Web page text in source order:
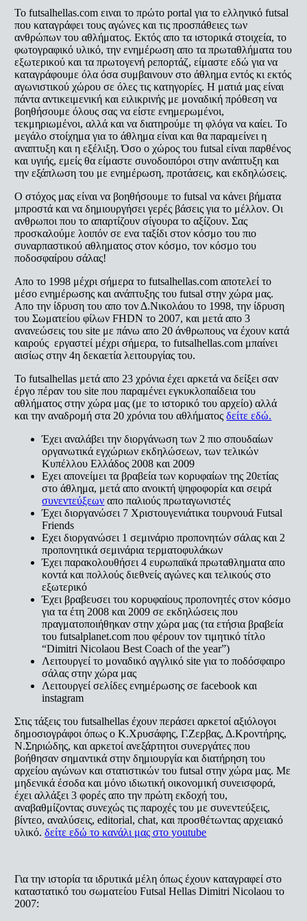
To futsalhellas.com ειναι το πρώτο portal για το ελληνικό futsal
που καταγράφει τους αγώνες και τις προσπάθειες των
ανθρώπων του αθλήματος. Εκτός απο τα ιστορικά στοιχεία, το
φωτογραφικό υλικό, την ενημέρωση απο τα πρωταθλήματα του
εξωτερικού και τα πρωτογενή ρεπορτάζ, είμαστε εδώ για να
καταγράφουμε όλα όσα συμβαινουν στο άθλημα εντός κι εκτός
αγωνιστικού χώρου σε όλες τις κατηγορίες. Η ματιά μας είναι
πάντα αντικειμενική και ειλικρινής με μοναδική πρόθεση να
βοηθήσουμε όλους σας να είστε ενημερωμένοι,
τεκμηριωμένοι, αλλά και να διατηρούμε τη φλόγα να καίει. Το
μεγάλο στοίχημα για το άθλημα είναι και θα παραμείνει η
αναπτυξη και η εξέλιξη. Όσο ο χώρος του futsal είναι παρθένος
και υγιής, εμείς θα είμαστε συνοδοιπόροι στην ανάπτυξη και
την εξάπλωση του με ενημέρωση, προτάσεις, και εκδηλώσεις.
Ο στόχος μας είναι να βοηθήσουμε το futsal να κάνει βήματα
μπροστά και να δημιουργήσει γερές βάσεις για το μέλλον. Οι
ανθρωποι που το απαρτίζουν σίγουρα το αξίζουν. Σας
προσκαλούμε λοιπόν σε ενα ταξίδι στον κόσμο του πιο
συναρπαστικού αθληματος στον κόσμο, τον κόσμο του
ποδοσφαίρου σάλας!
Απο το 1998 μέχρι σήμερα το futsalhellas.com αποτελεί το
μέσο ενημέρωσης και ανάπτυξης του futsal στην χώρα μας.
Απο την ίδρυση του απο τον Δ.Νικολάου το 1998, την ίδρυση
του Σωματείου φίλων FHDN το 2007, και μετά απο 3
ανανεώσεις του site με πάνω απο 20 άνθρωπους να έχουν κατά
καιρούς εργαστεί μέχρι σήμερα, το futsalhellas.com μπαίνει
αισίως στην 4η δεκαετία λειτουργίας του.
Το futsalhellas μετά απο 23 χρόνια έχει αρκετά να δείξει σαν
έργο πέραν του site που παραμένει εγκυκλοπαίδεια του
αθλήματος στην χώρα μας (με το ιστορικό του αρχείο) αλλά
και την αναδρομή στα 20 χρόνια του αθλήματοςδείτε εδώ.
Έχει αναλάβει την διοργάνωση των 2 πιο σπουδαίων
οργανωτικά εγχώριων εκδηλώσεων, των τελικών
Κυπέλλου Ελλάδος 2008 και 2009
Εχει απονείμει τα βραβεία των κορυφαίων της 20ετίας
στο άθλημα, μετά απο ανοικτή ψηφοφορία και σειρά
συνεντεύξεων απο παλιούς πρωταγωνιστές
Έχει διοργανώσει 7 Xριστουγενιάτικα τουρνουά Futsal
Friends
Εχει διοργανώσει 1 σεμινάριο προπονητών σάλας και 2
προπονητικά σεμινάρια τερματοφυλάκων
Έχει παρακολουθήσει 4 ευρωπαϊκά πρωταθληματα απο
κοντά και πολλούς διεθνείς αγώνες και τελικούς στο
εξωτερικό
Έχει βραβευσει του κορυφαίους προπονητές στον κόσμο
για τα έτη 2008 και 2009 σε εκδηλώσεις που
πραγματοποιήθηκαν στην χώρα μας (τα ετήσια βραβεία
του futsalplanet.com που φέρουν τον τιμητικό τίτλο
“Dimitri Nicolaou Best Coach of the year”)
Λειτουργεί το μοναδικό αγγλικό site για το ποδόσφαιρο
σάλας στην χώρα μας
Λειτουργεί σελίδες ενημέρωσης σε facebook και
instagram
Στις τάξεις του futsalhellas έχουν περάσει αρκετοί αξιόλογοι
δημοσιογράφοι όπως ο Κ.Χρυσάφης, Γ.Ζερβας, Δ.Κροντήρης,
Ν.Σηριώδης, και αρκετοί ανεξάρτητοι συνεργάτες που
βοήθησαν σημαντικά στην δημιουργία και διατήρηση του
αρχείου αγώνων και στατιστικών του futsal στην χώρα μας. Με
μηδενικά έσοδα και μόνο ιδιωτική οικονομική συνεισφορά,
έχει αλλάξει 3 φορές απο την πρώτη εκδοχή του,
αναβαθμίζοντας συνεχώς τις παροχές του με συνεντεύξεις,
βίντεο, αναλύσεις, editorial, chat, και προσθέτωντας αρχειακό
υλικό.δείτε εδώ το κανάλι μας στο youtube
Για την ιστορία τα ιδρυτικά μέλη όπως έχουν καταγραφεί στο
καταστατικό του σωματείου Futsal Hellas Dimitri Nicolaou το
2007: